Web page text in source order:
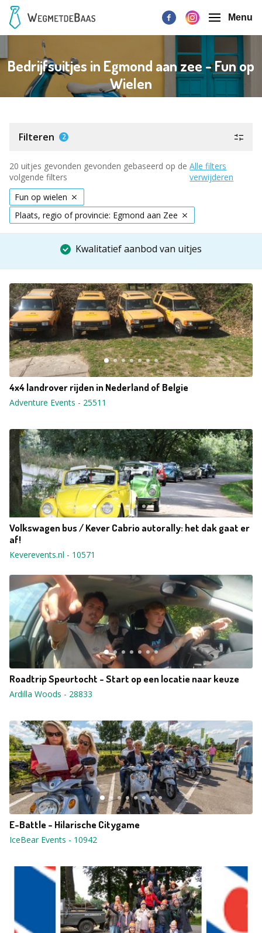
Menu
Bedrijfsuitjes in Egmond aan zee - Fun op
Wielen
Filteren 2
20 uitjes gevonden gevonden gebaseerd op de
volgende filters
Alle filters
verwijderen
Fun op wielen
Plaats, regio of provincie: Egmond aan Zee
Kwalitatief aanbod van uitjes
4x4 landrover rijden in Nederland of Belgie
Adventure Events - 25511
Volkswagen bus / Kever Cabrio autorally: het dak gaat er
af!
Keverevents.nl - 10571
Roadtrip Speurtocht - Start op een locatie naar keuze
Ardilla Woods - 28833
E-Battle - Hilarische Citygame
IceBear Events - 10942